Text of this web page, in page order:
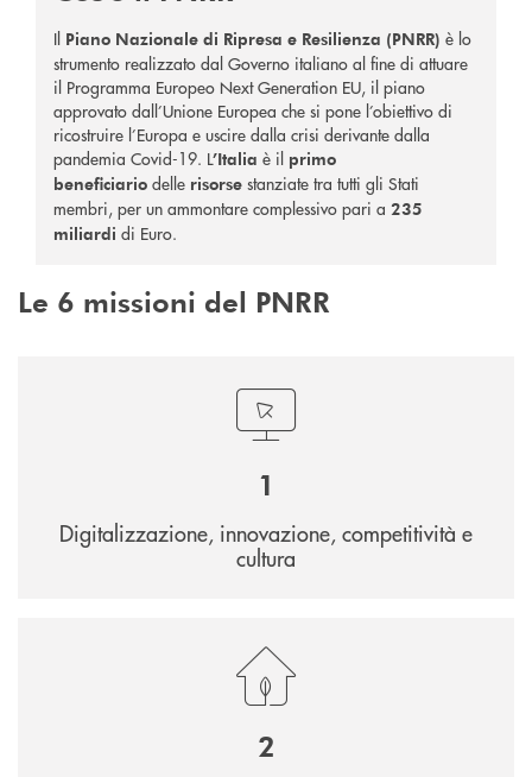
Il Piano Nazionale di Ripresa e Resilienza (PNRR) è lo
strumento realizzato dal Governo italiano al fine di attuare
il Programma Europeo Next Generation EU, il piano
approvato dall’Unione Europea che si pone l’obiettivo di
ricostruire l’Europa e uscire dalla crisi derivante dalla
pandemia Covid-19. L’Italia è il primo
beneficiario delle risorse stanziate tra tutti gli Stati
membri, per un ammontare complessivo pari a 235
miliardi di Euro.
Le 6 missioni del PNRR
1
Digitalizzazione, innovazione, competitività e
cultura
2